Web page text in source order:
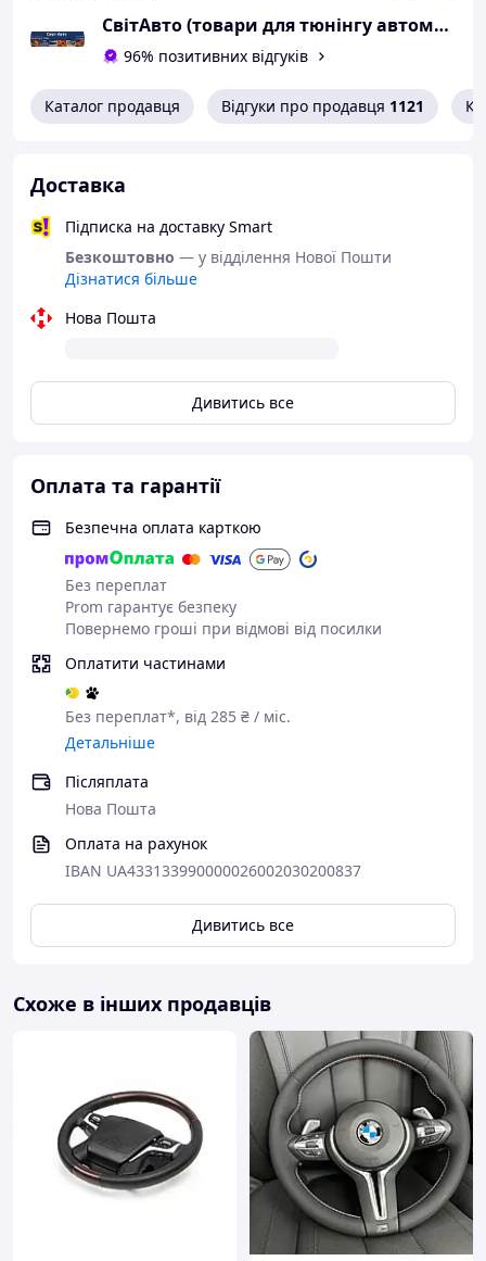
СвітАвто (товари для тюнінгу автомобілів ВАЗ)
96% позитивних відгуків
Каталог продавця Відгуки про продавця 1121
Доставка
Підписка на доставку Smart
Безкоштовно — у відділення Нової Пошти
Дізнатися більше
Нова Пошта
Дивитись все
Оплата та гарантії
Безпечна оплата карткою
Без переплат
Prom гарантує безпеку
Повернемо гроші при відмові від посилки
Оплатити частинами
Без переплат*, від 285 ₴ / міс.
Детальніше
Післяплата
Нова Пошта
Оплата на рахунок
IBAN UA433133990000026002030200837
Дивитись все
Схоже в інших продавців